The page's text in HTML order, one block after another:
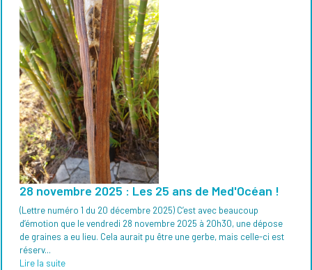
28 novembre 2025 : Les 25 ans de Med'Océan !
(Lettre numéro 1 du 20 décembre 2025) C’est avec beaucoup
d’émotion que le vendredi 28 novembre 2025 à 20h30, une dépose
de graines a eu lieu. Cela aurait pu être une gerbe, mais celle-ci est
réserv...
Lire la suite